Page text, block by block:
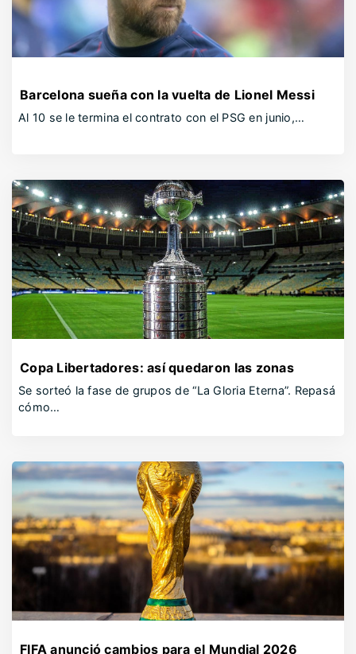
Barcelona sueña con la vuelta de Lionel Messi
Al 10 se le termina el contrato con el PSG en junio,…
Copa Libertadores: así quedaron las zonas
Se sorteó la fase de grupos de “La Gloria Eterna”. Repasá
cómo…
FIFA anunció cambios para el Mundial 2026